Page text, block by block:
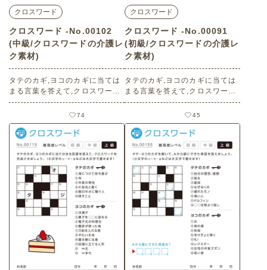
クロスワード
クロスワード -No.00102
(中級/クロスワードの介護レ
ク素材)
タテのカギ,ヨコのカギに当ては
まる言葉を答えて,クロスワード
を完成させましょう。（小文字
のッ・ャ・ョなどは大文字で書
きます） 老人ホームやデイサー
ビスセンター、ご自宅などで印
刷してお使いいただける無料の
高齢者向け介護レク素材（クロ
スワード・中級）です。
74
クロスワード
クロスワード -No.00091
(初級/クロスワードの介護レ
ク素材)
タテのカギ,ヨコのカギに当ては
まる言葉を答えて,クロスワード
を完成させましょう。（小文字
のッ・ャ・ョなどは大文字で書
きます） 老人ホームやデイサー
ビスセンター、ご自宅などで印
刷してお使いいただける無料の
高齢者向け介護レク素材（クロ
スワード・初級）です。
45